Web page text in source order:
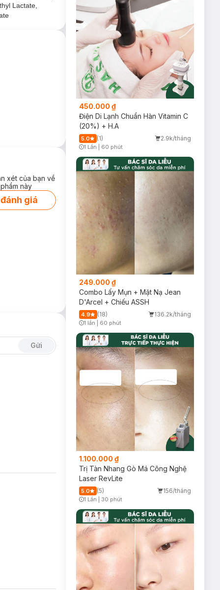
cuốn trôi bụi
lựa chọn hoàn
Lactate,
xét của bạn về
này
giá
Gửi
450.000 ₫
Điện Di Lạnh Chuẩn Hàn Vitamin C
(20%) + H.A
5.0 (1) 2.9k/tháng
Timer Gray Icon
1 Lần 60 phút
249.000 ₫
Combo Lấy Mụn + Mặt Nạ Jean
D'Arcel + Chiếu ASSH
4.9 (18) 136.2k/tháng
1 lần 60 phút
1.100.000 ₫
Trị Tàn Nhang Gò Má Công Nghệ
Laser RevLite
5.0 (5) 156/tháng
Timer Gray Icon
1 Lần 30 phút